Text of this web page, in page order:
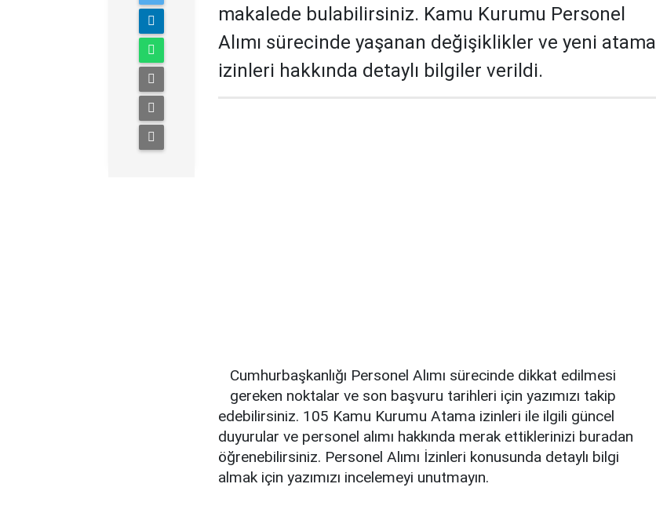
makalede bulabilirsiniz. Kamu Kurumu Personel
Alımı sürecinde yaşanan değişiklikler ve yeni atama
izinleri hakkında detaylı bilgiler verildi.
Cumhurbaşkanlığı Personel Alımı sürecinde dikkat edilmesi
gereken noktalar ve son başvuru tarihleri için yazımızı takip
edebilirsiniz. 105 Kamu Kurumu Atama izinleri ile ilgili güncel
duyurular ve personel alımı hakkında merak ettiklerinizi buradan
öğrenebilirsiniz. Personel Alımı İzinleri konusunda detaylı bilgi
almak için yazımızı incelemeyi unutmayın.